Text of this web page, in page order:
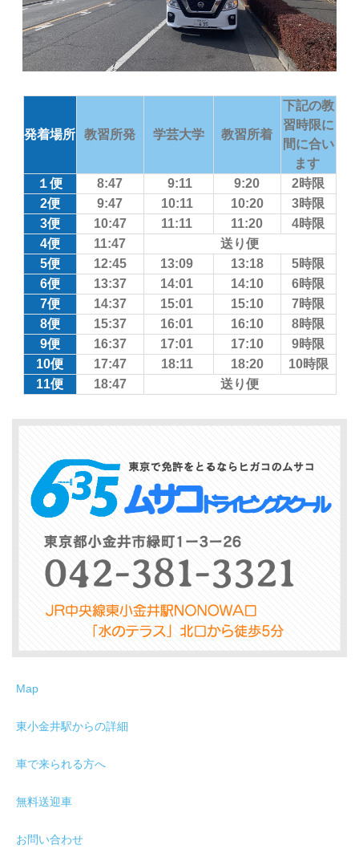
発着場所 教習所発 学芸大学 教習所着
下記の教
習時限に
間に合い
ます
１便
8:47 9:11 9:20
2時限
2便
9:47 10:11 10:20
3時限
3便
10:47 11:11 11:20
4時限
4便
11:47
送り便
5便
12:45 13:09 13:18
5時限
6便
13:37 14:01 14:10
6時限
7便
14:37 15:01 15:10
7時限
8便
15:37 16:01 16:10
8時限
9便
16:37 17:01 17:10
9時限
10便
17:47 18:11 18:20
10時限
11便
18:47 送り便
Map
東小金井駅からの詳細
車で来られる方へ
無料送迎車
お問い合わせ